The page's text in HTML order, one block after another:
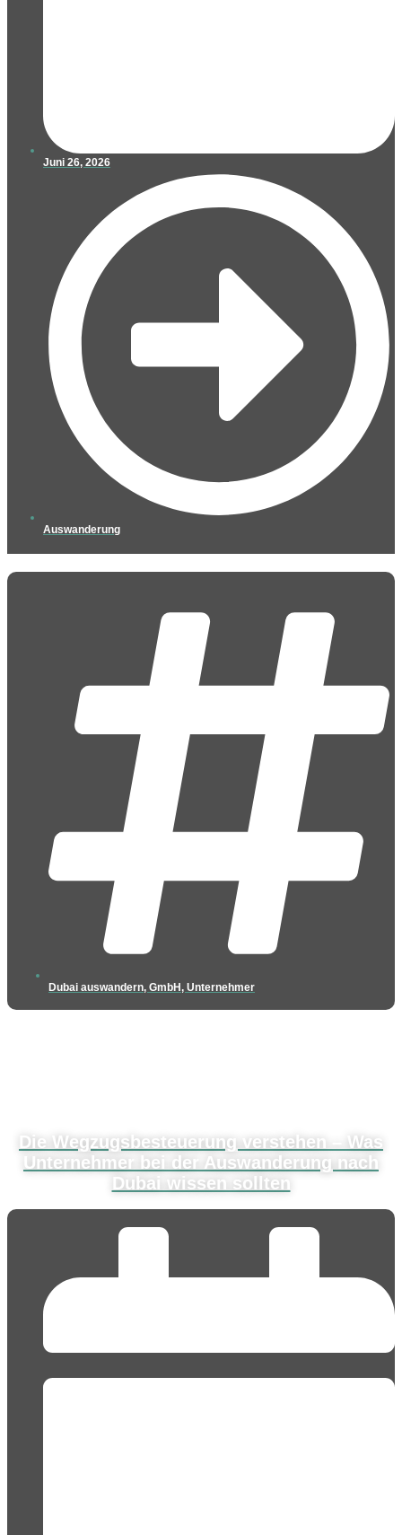
Juni 26, 2026
Auswanderung
Dubai auswandern, GmbH, Unternehmer
Die Wegzugsbesteuerung verstehen – Was
Unternehmer bei der Auswanderung nach
Dubai wissen sollten